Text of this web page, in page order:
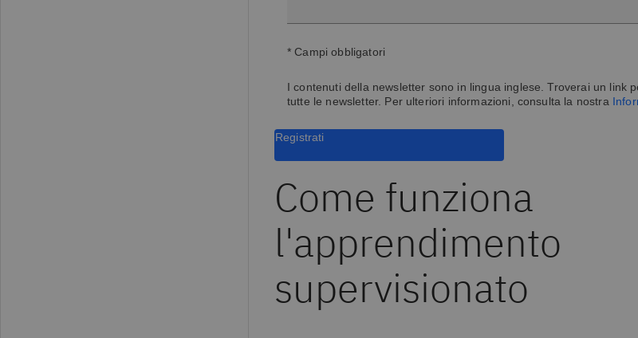
* Campi obbligatori
I contenuti della newsletter sono in lingua inglese. Troverai un link
tutte le newsletter. Per ulteriori informazioni, consulta la nostra
Registrati
Come funziona
l'apprendimento
supervisionato